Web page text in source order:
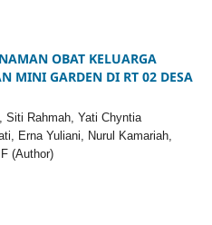
OBAT KELUARGA
MINI GARDEN DI RT 02 DESA
Siti Rahmah, Yati Chyntia
Erna Yuliani, Nurul Kamariah,
(Author)